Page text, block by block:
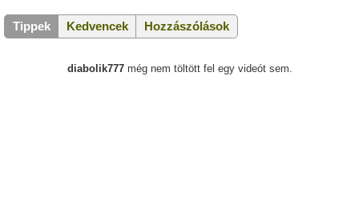
Tippek Kedvencek Hozzászólások
diabolik777még nem töltött fel egy videót sem.